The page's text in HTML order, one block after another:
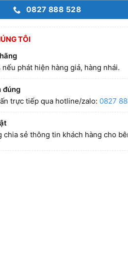
0827 888 528
TÔI
nếu phát hiện hàng giả, hàng nhái.
đúng
trực tiếp qua hotline/zalo: 0827
chia sẻ thông tin khách hàng cho